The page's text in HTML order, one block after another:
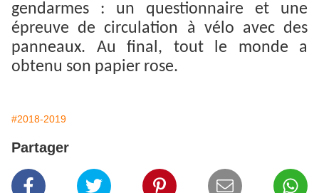
gendarmes : un questionnaire et une
épreuve de circulation à vélo avec des
panneaux. Au final, tout le monde a
obtenu son papier rose.
#2018-2019
Partager